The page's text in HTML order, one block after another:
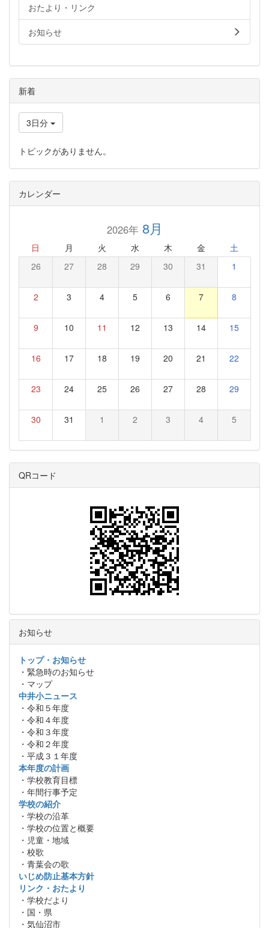
おたより・リンク
お知らせ
新着
3日分
トピックがありません。
カレンダー
2026年8月
日 月 火 水 木 金 土
26 27 28 29 30 31 1
2 3 4 5 6 7 8
9 10 11 12 13 14 15
16 17 18 19 20 21 22
23 24 25 26 27 28 29
30 31 1 2 3 4 5
QRコード
お知らせ
トップ・お知らせ
・緊急時のお知らせ
・マップ
中井小ニュース
・令和５年度
・令和４年度
・令和３年度
・令和２年度
・平成３１年度
本年度の計画
・学校教育目標
・年間行事予定
学校の紹介
・学校の沿革
・学校の位置と概要
・児童・地域
・校歌
・青葉会の歌
いじめ防止基本方針
リンク・おたより
・学校だより
・国・県
・気仙沼市